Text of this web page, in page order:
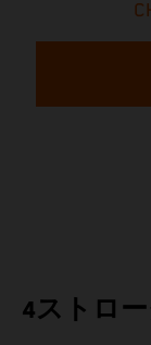
4ストロー